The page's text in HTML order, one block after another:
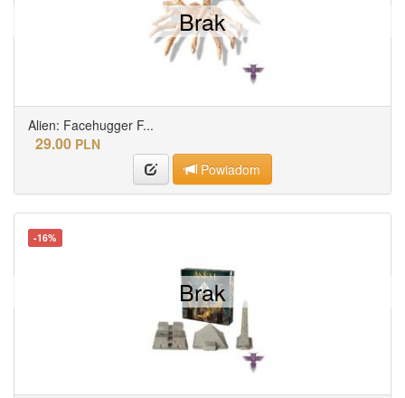
Alien: Facehugger F...
29.00 PLN
Powiadom
Brak
-16%
Brak